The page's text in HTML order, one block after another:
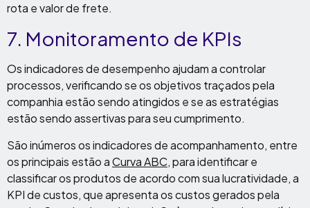
rota e valor de frete.
7. Monitoramento de KPIs
Os indicadores de desempenho ajudam a controlar
processos, verificando se os objetivos traçados pela
companhia estão sendo atingidos e se as estratégias
estão sendo assertivas para seu cumprimento.
São inúmeros os indicadores de acompanhamento, entre
os principais estão aCurva ABC, para identificar e
classificar os produtos de acordo com sua lucratividade, a
KPI de custos, que apresenta os custos gerados pela